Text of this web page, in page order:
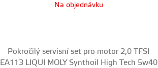
Na objednávku
Pokročilý servisní set pro motor 2,0 TFSI
EA113 LIQUI MOLY Synthoil High Tech 5w40